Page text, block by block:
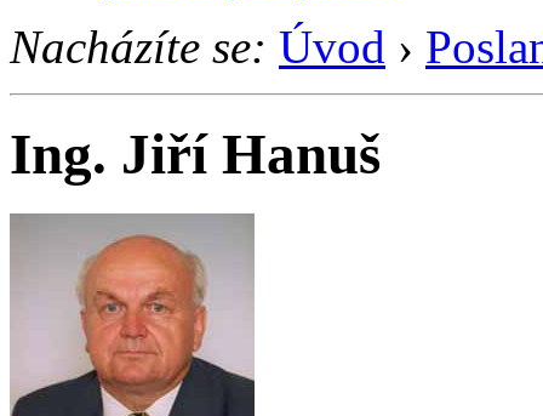
Nacházíte se: Úvod ›
Ing. Jiří Hanuš